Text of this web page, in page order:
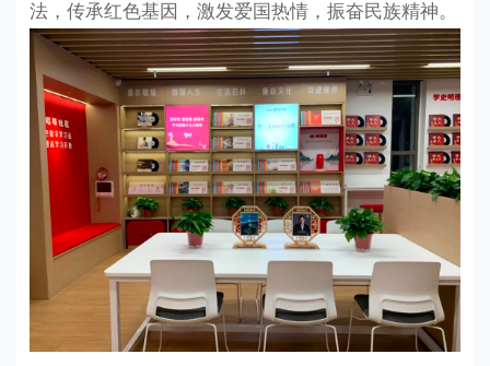
法，传承红色基因，激发爱国热情，振奋民族精神。